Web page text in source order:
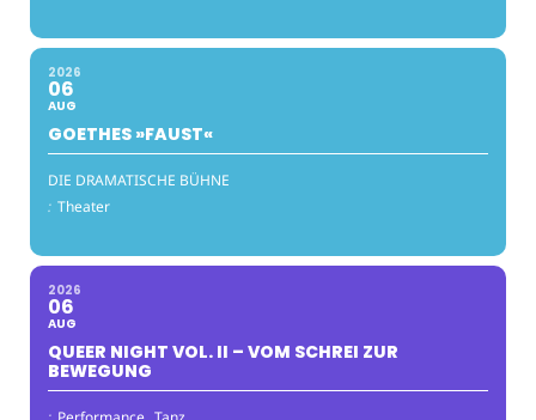
2026
06
AUG
GOETHES »FAUST«
DIE DRAMATISCHE BÜHNE
: Theater
2026
06
AUG
QUEER NIGHT VOL. II – VOM SCHREI ZUR
BEWEGUNG